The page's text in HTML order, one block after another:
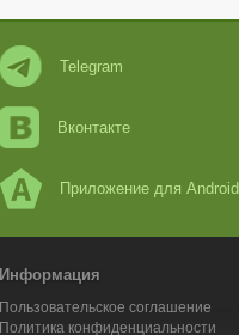
Telegram
Вконтакте
Приложение для Android
Информация
Пользовательское соглашение
Политика конфиденциальности